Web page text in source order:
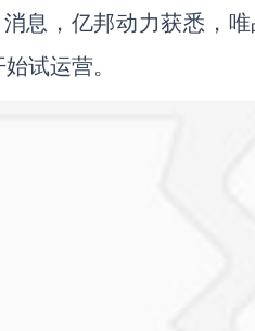
消息，亿邦动力获悉，
试运营。